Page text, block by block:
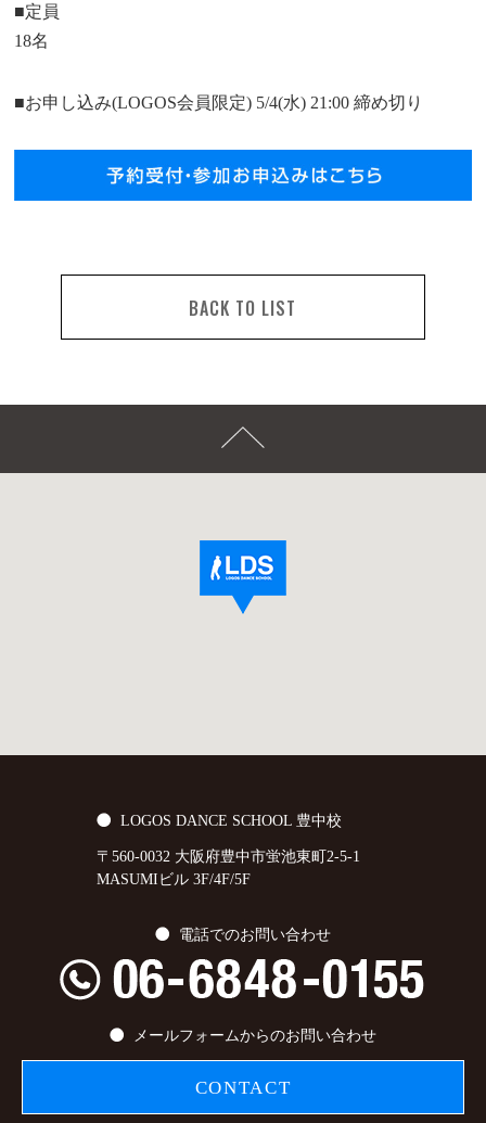
■定員
18名
■お申し込み(LOGOS会員限定) 5/4(水) 21:00 締め切り
BACK TO LIST
LOGOS DANCE SCHOOL 豊中校
〒560-0032 大阪府豊中市蛍池東町2-5-1
MASUMIビル 3F/4F/5F
電話でのお問い合わせ
メールフォームからのお問い合わせ
CONTACT